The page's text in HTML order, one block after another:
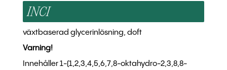
INCI
växtbaserad glycerinlösning, doft
Varning!
Innehåller 1-(1,2,3,4,5,6,7,8-oktahydro-2,3,8,8-